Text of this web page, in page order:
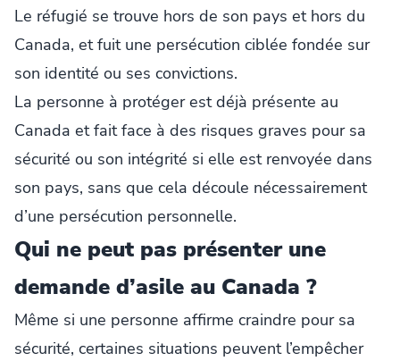
Le réfugié se trouve hors de son pays et hors du
Canada, et fuit une persécution ciblée fondée sur
son identité ou ses convictions.
La personne à protéger est déjà présente au
Canada et fait face à des risques graves pour sa
sécurité ou son intégrité si elle est renvoyée dans
son pays, sans que cela découle nécessairement
d’une persécution personnelle.
Qui ne peut pas présenter une
demande d’asile au Canada ?
Même si une personne affirme craindre pour sa
sécurité, certaines situations peuvent l’empêcher